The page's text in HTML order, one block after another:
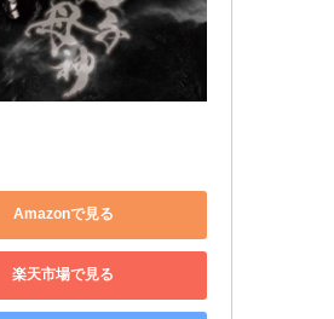
Amazonで見る
楽天市場で見る